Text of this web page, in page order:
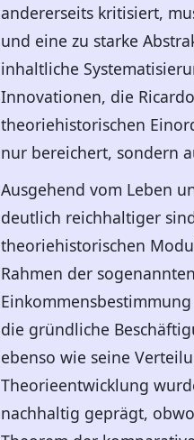
andererseits kritisiert,
und eine zu starke
inhaltliche
Innovationen, die
theoriehistorischen
nur bereichert, sondern
Ausgehend vom Leben
deutlich reichhaltiger
theoriehistorischen
Rahmen der
die gründliche
ebenso wie seine
Theorieentwicklung
nachhaltig geprägt,